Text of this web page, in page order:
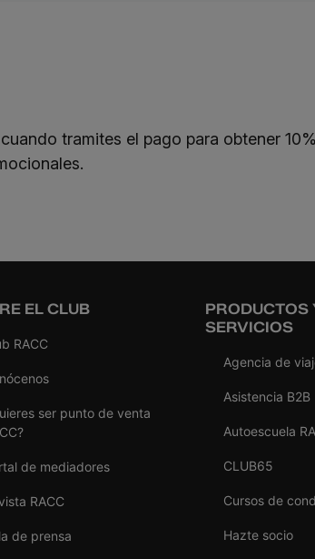
tramites el pago para obtener
EL CLUB
RACC
ser punto de venta
de mediadores
RACC
de prensa
PRODUCTOS
SERVICIOS
Agencia de
Asistencia B2B
Autoescuela
CLUB65
Cursos de
Hazte socio